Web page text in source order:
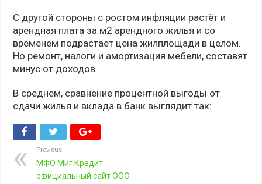
С другой стороны с ростом инфляции растёт и
арендная плата за м2 арендного жилья и со
временем подрастает цена жилплощади в целом.
Но ремонт, налоги и амортизация мебели, составят
минус от доходов.
В среднем, сравнение процентной выгоды от
сдачи жилья и вклада в банк выглядит так:
Previous
МФО Миг Кредит
официальный сайт ООО